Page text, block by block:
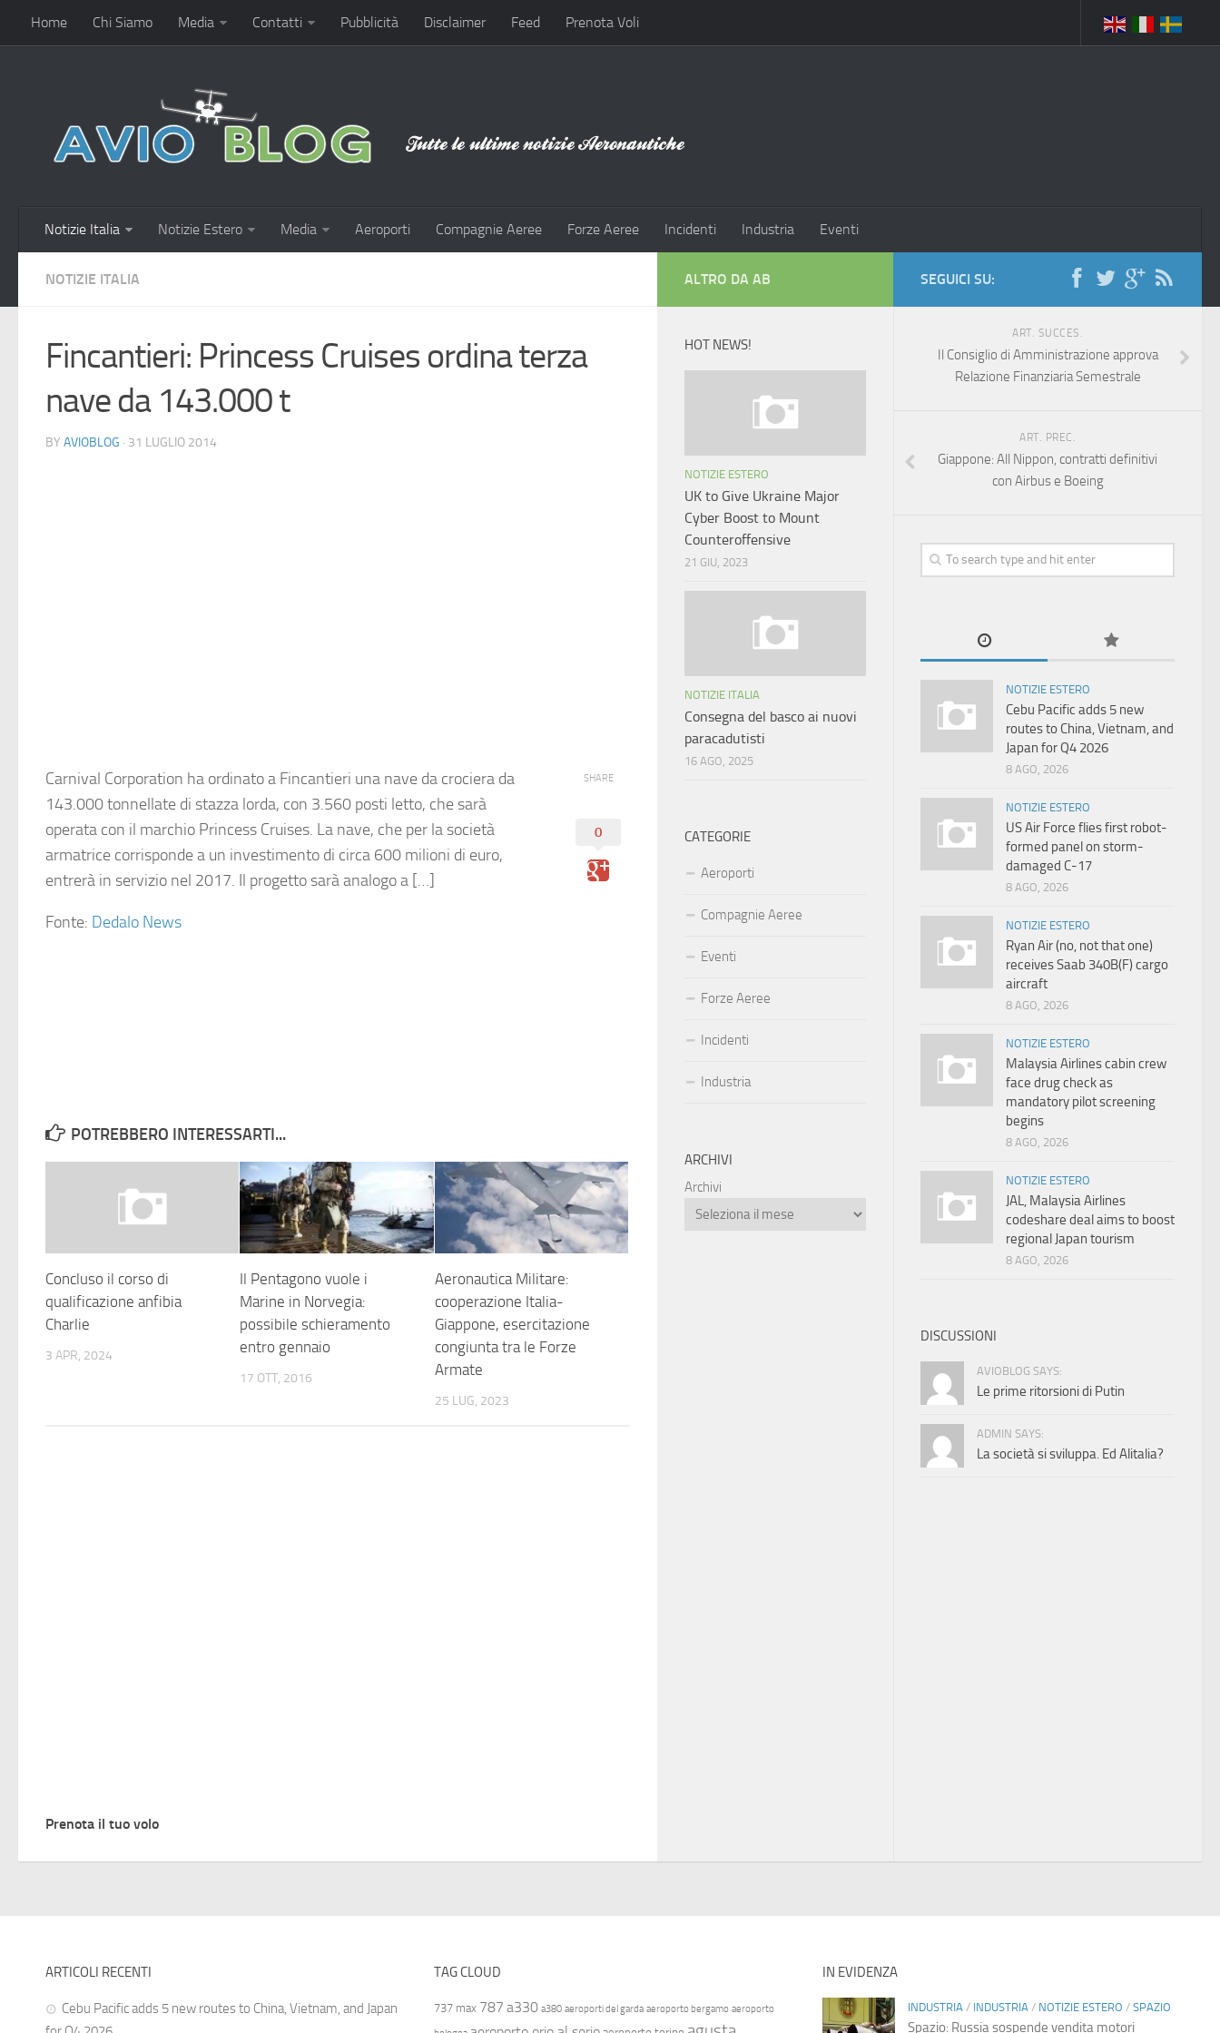
Home Chi Siamo Media Contatti Pubblicità Disclaimer Feed Prenota Voli
Notizie Italia Notizie Estero Media Aeroporti Compagnie Aeree Forze Aeree Incidenti Industria Eventi
NOTIZIE ITALIA
Fincantieri: Princess Cruises ordina terza
nave da 143.000 t
BY AVIOBLOG · 31 LUGLIO 2014
Carnival Corporation ha ordinato a Fincantieri una nave da crociera da
143.000 tonnellate di stazza lorda, con 3.560 posti letto, che sarà
operata con il marchio Princess Cruises. La nave, che per la società
armatrice corrisponde a un investimento di circa 600 milioni di euro,
entrerà in servizio nel 2017. Il progetto sarà analogo a […]
Fonte: Dedalo News
SHARE
0
POTREBBERO INTERESSARTI...
Concluso il corso di
qualificazione anfibia
Charlie
3 APR, 2024
Il Pentagono vuole i
Marine in Norvegia:
possibile schieramento
entro gennaio
17 OTT, 2016
Aeronautica Militare:
cooperazione Italia-
Giappone, esercitazione
congiunta tra le Forze
Armate
25 LUG, 2023
Prenota il tuo volo
SEGUICI SU:
ART. SUCCES.
Il Consiglio di Amministrazione approva
Relazione Finanziaria Semestrale
ART. PREC.
Giappone: All Nippon, contratti definitivi
con Airbus e Boeing
NOTIZIE ESTERO
Cebu Pacific adds 5 new
routes to China, Vietnam, and
Japan for Q4 2026
8 AGO, 2026
NOTIZIE ESTERO
US Air Force flies first robot-
formed panel on storm-
damaged C-17
8 AGO, 2026
NOTIZIE ESTERO
Ryan Air (no, not that one)
receives Saab 340B(F) cargo
aircraft
8 AGO, 2026
NOTIZIE ESTERO
Malaysia Airlines cabin crew
face drug check as
mandatory pilot screening
begins
8 AGO, 2026
NOTIZIE ESTERO
JAL, Malaysia Airlines
codeshare deal aims to boost
regional Japan tourism
8 AGO, 2026
DISCUSSIONI
AVIOBLOG SAYS:
Le prime ritorsioni di Putin
ADMIN SAYS:
La società si sviluppa. Ed Alitalia?
ALTRO DA AB
HOT NEWS!
NOTIZIE ESTERO
UK to Give Ukraine Major
Cyber Boost to Mount
Counteroffensive
21 GIU, 2023
NOTIZIE ITALIA
Consegna del basco ai nuovi
paracadutisti
16 AGO, 2025
CATEGORIE
Aeroporti
Compagnie Aeree
Eventi
Forze Aeree
Incidenti
Industria
ARCHIVI
Archivi
ARTICOLI RECENTI
Cebu Pacific adds 5 new routes to China, Vietnam, and Japan
TAG CLOUD
737 max 787 a330 a380 aeroporti del garda aeroporto bergamo aeroporto
IN EVIDENZA
INDUSTRIA/ INDUSTRIA/ NOTIZIE ESTERO / SPAZIO
Spazio: Russia sospende vendita motori